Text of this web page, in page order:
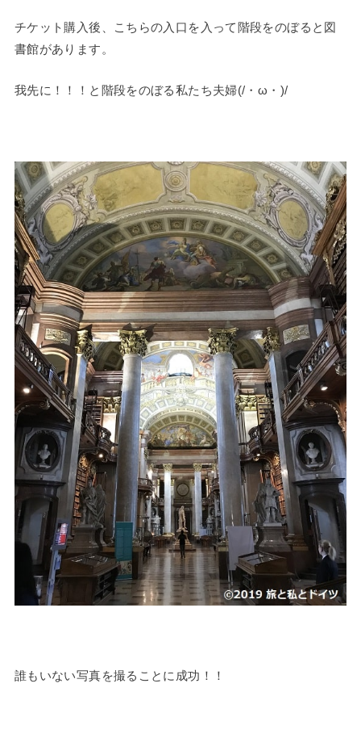
チケット購入後、こちらの入口を入って階段をのぼると図
書館があります。
我先に！！！と階段をのぼる私たち夫婦(/・ω・)/
誰もいない写真を撮ることに成功！！